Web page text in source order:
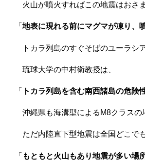
火山が噴火すればこの地震はおさ
「 地表に現れる前にマグマが凍り、
トカラ列島のすぐそばのユーラシ
琉球大学の中村衛教授は、
「 トカラ列島を含む南西諸島の危
沖縄県も海溝型によるM8クラスの
ただ内陸直下型地震は全国どこで
「 もともと火山もあり地震が多い場